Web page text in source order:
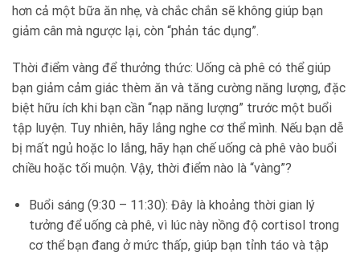
hơn cả một bữa ăn nhẹ, và chắc chắn sẽ không giúp bạn
giảm cân mà ngược lại, còn “phản tác dụng”.
Thời điểm vàng để thưởng thức: Uống cà phê có thể giúp
bạn giảm cảm giác thèm ăn và tăng cường năng lượng, đặc
biệt hữu ích khi bạn cần “nạp năng lượng” trước một buổi
tập luyện. Tuy nhiên, hãy lắng nghe cơ thể mình. Nếu bạn dễ
bị mất ngủ hoặc lo lắng, hãy hạn chế uống cà phê vào buổi
chiều hoặc tối muộn. Vậy, thời điểm nào là “vàng”?
Buổi sáng (9:30 – 11:30): Đây là khoảng thời gian lý
tưởng để uống cà phê, vì lúc này nồng độ cortisol trong
cơ thể bạn đang ở mức thấp, giúp bạn tỉnh táo và tập